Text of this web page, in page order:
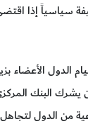
سياسياً إذا
البنك المركزي
من الدول